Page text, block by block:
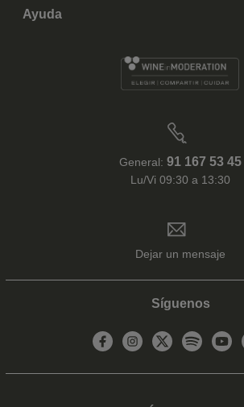
Ayuda
General: 91 167 53 45
Lu/Vi 09:30 a 13:30
Dejar un mensaje
Síguenos